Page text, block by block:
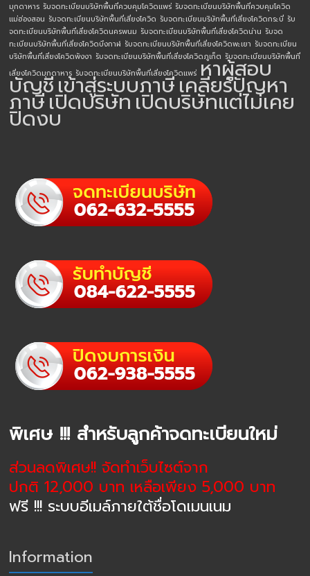
มุกดาหาร รับจดทะเบียนบริษัทพื้นที่ควบคุมโควิดแพร่ รับจดทะเบียนบริษัทพื้นที่ควบคุมโควิด
แม่ฮ่องสอน รับจดทะเบียนบริษัทพื้นที่เสี่ยงโควิด รับจดทะเบียนบริษัทพื้นที่เสี่ยงโควิดกระบี่ รับ
จดทะเบียนบริษัทพื้นที่เสี่ยงโควิดนครพนม รับจดทะเบียนบริษัทพื้นที่เสี่ยงโควิดน่าน รับจด
ทะเบียนบริษัทพื้นที่เสี่ยงโควิดบึงกาฬ รับจดทะเบียนบริษัทพื้นที่เสี่ยงโควิดพะเยา รับจดทะเบียน
บริษัทพื้นที่เสี่ยงโควิดพังงา รับจดทะเบียนบริษัทพื้นที่เสี่ยงโควิดภูเก็ต รับจดทะเบียนบริษัทพื้นที่
เสี่ยงโควิดมุกดาหาร รับจดทะเบียนบริษัทพื้นที่เสี่ยงโควิดแพร่ หาผู้สอบ
บัญชีเข้าสู่ระบบภาษีเคลียร์ปัญหา
ภาษีเปิดบริษัทเปิดบริษัทแต่ไม่เคย
ปิดงบ
พิเศษ !!! สำหรับลูกค้าจดทะเบียนใหม่
ส่วนลดพิเศษ!! จัดทำเว็บไซต์จาก
ปกติ 12,000 บาท เหลือเพียง 5,000 บาท
ฟรี !!! ระบบอีเมล์ภายใต้ชื่อโดเมนเนม
Information